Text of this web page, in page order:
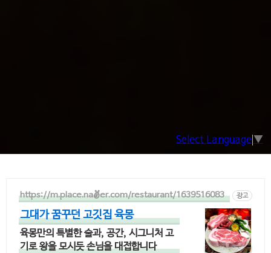
Select Language ▼
https://m.place.naver.com/restaurant/1639516083 광고
그대가 꿈꾸던 고깃집 육몽
육몽만의 특별한 술과, 공간, 시그니처 고
기로 왕을 모시듯 손님을 대접합니다